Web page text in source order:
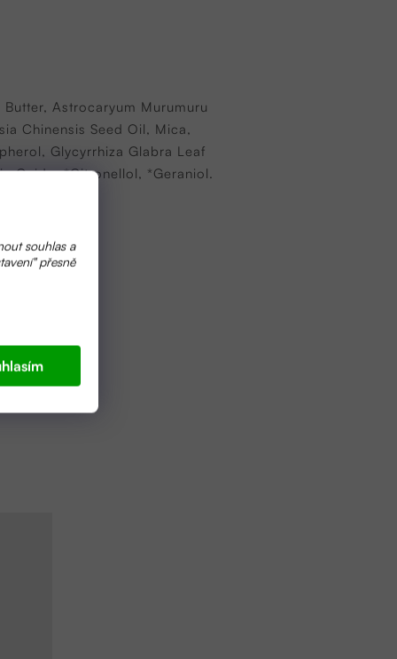
souhlas a
přesně
Astrocaryum Murumuru
Chinensis Seed Oil, Mica,
Glycyrrhiza Glabra Leaf
Oxide, *Citronellol, *Geraniol.